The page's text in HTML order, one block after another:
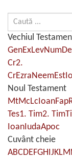
Vechiul
GenExLevNum
Cr2.
CrEzraNeemEst
Noul Testament
MtMcLcIoanFap
Tes1. Tim2. Tim
IoanIudaApoc
Cuvânt cheie
ABCDEFGHIJKLM